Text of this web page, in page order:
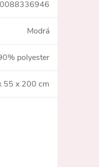
Modrá
polyester
55 x 200 cm